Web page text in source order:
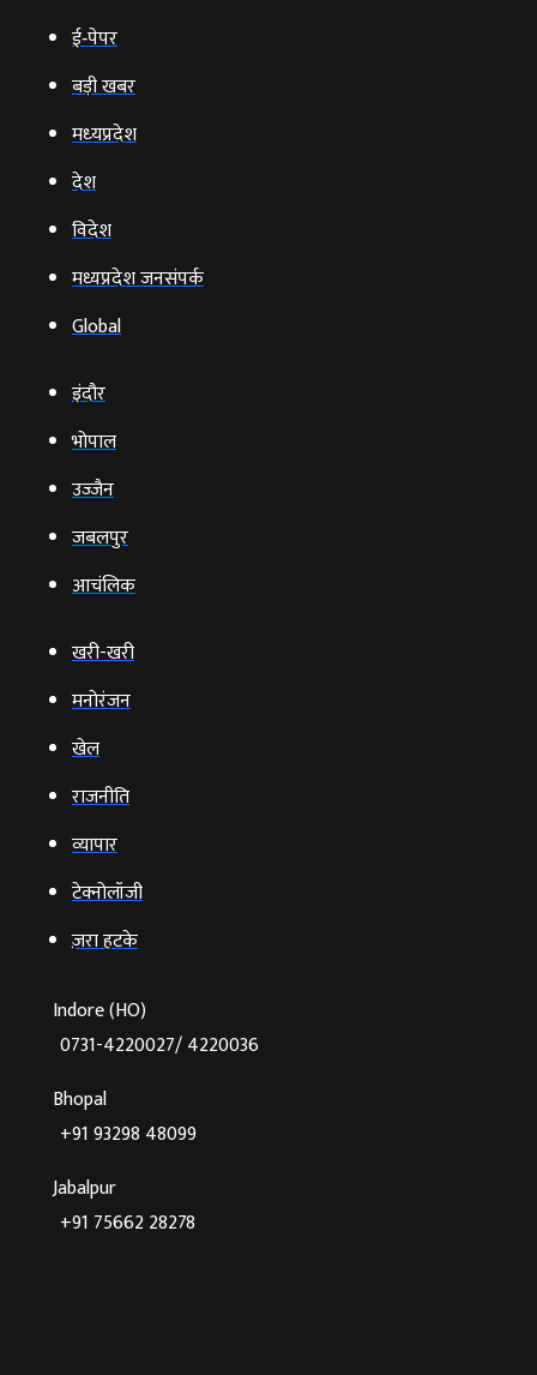
ई‑पेपर
बड़ी खबर
मध्‍यप्रदेश
देश
विदेश
मध्यप्रदेश जनसंपर्क
Global
इंदौर
भोपाल
उज्‍जैन
जबलपुर
आचंलिक
खरी-खरी
मनोरंजन
खेल
राजनीति
व्‍यापार
टेक्‍नोलॉजी
ज़रा हटके
Indore (HO)
0731-4220027/ 4220036
Bhopal
+91 93298 48099
Jabalpur
+91 75662 28278